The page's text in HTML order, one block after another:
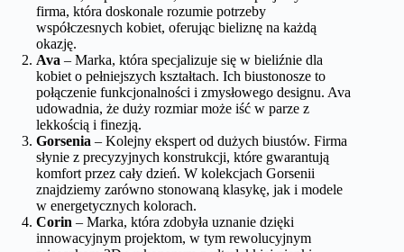
firma, która doskonale rozumie potrzeby
współczesnych kobiet, oferując bieliznę na każdą
okazję.
Ava – Marka, która specjalizuje się w bieliźnie dla
kobiet o pełniejszych kształtach. Ich biustonosze to
połączenie funkcjonalności i zmysłowego designu. Ava
udowadnia, że duży rozmiar może iść w parze z
lekkością i finezją.
Gorsenia – Kolejny ekspert od dużych biustów. Firma
słynie z precyzyjnych konstrukcji, które gwarantują
komfort przez cały dzień. W kolekcjach Gorsenii
znajdziemy zarówno stonowaną klasykę, jak i modele
w energetycznych kolorach.
Corin – Marka, która zdobyła uznanie dzięki
innowacyjnym projektom, w tym rewolucyjnym